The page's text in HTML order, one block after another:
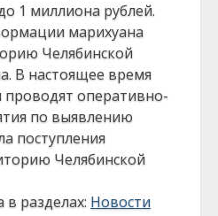
1 миллиона рублей.
марихуана
Челябинской
В настоящее время
оперативно-
по выявлению
поступления
Челябинской
в разделах: Новости